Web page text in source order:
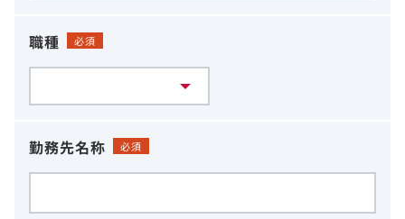
職種 必須
勤務先名称 必須